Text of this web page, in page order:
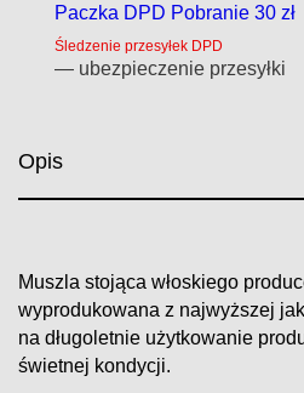
Paczka DPD Pobranie 30 zł
Śledzenie przesyłek DPD
— ubezpieczenie przesyłki
Opis
Muszla stojąca włoskiego
wyprodukowana z najwyższej
na długoletnie użytkowanie
świetnej kondycji.